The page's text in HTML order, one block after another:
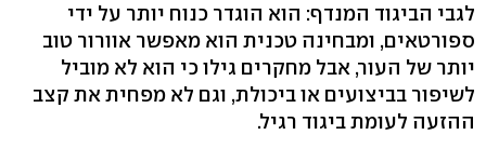
לגבי הביגוד המנדף: הוא הוגדר כנוח יותר על ידי
ספורטאים, ומבחינה טכנית הוא מאפשר אוורור טוב
יותר של העור, אבל מחקרים גילו כי הוא לא מוביל
לשיפור בביצועים או ביכולת, וגם לא מפחית את קצב
ההזעה לעומת ביגוד רגיל.